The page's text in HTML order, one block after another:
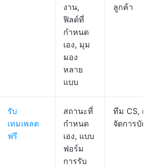
งาน,
ฟิลด์ที่
กำหนด
เอง, มุม
มอง
หลาย
แบบ
ลูกค้า
รับ
เทมเพลต
ฟรี
สถานะที่
กำหนด
เอง, แบบ
ฟอร์ม
การรับ
ทีม CS, ผู้
จัดการบัญ